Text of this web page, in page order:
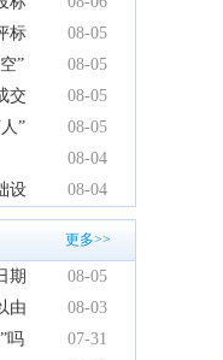
公司
司
公司
标
08-05
”
08-05
交
08-05
”
08-05
08-04
设
08-04
更多>>
期
08-05
由
08-03
吗
07-31